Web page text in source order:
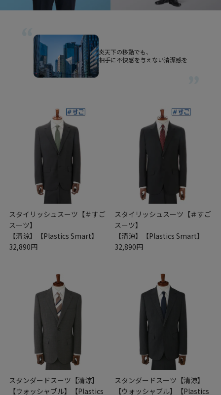
炎天下の移動でも、
相手に不快感を与えない清潔感を
スタイリッシュスーツ【＃すご
スーツ】
【清涼】【Plastics Smart】
32,890円
スタイリッシュスーツ【＃すご
スーツ】
【清涼】【Plastics Smart】
32,890円
スタンダードスーツ【清涼】
【ウォッシャブル】【Plastics
スタンダードスーツ【清涼】
【ウォッシャブル】【Plastics